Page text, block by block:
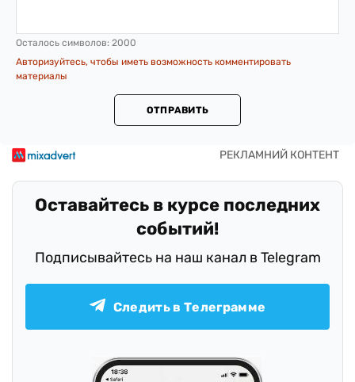
Осталось символов: 2000
Авторизуйтесь, чтобы иметь возможность комментировать
материалы
ОТПРАВИТЬ
Оставайтесь в курсе последних
событий!
Подписывайтесь на наш канал в Telegram
Следить в Телеграмме